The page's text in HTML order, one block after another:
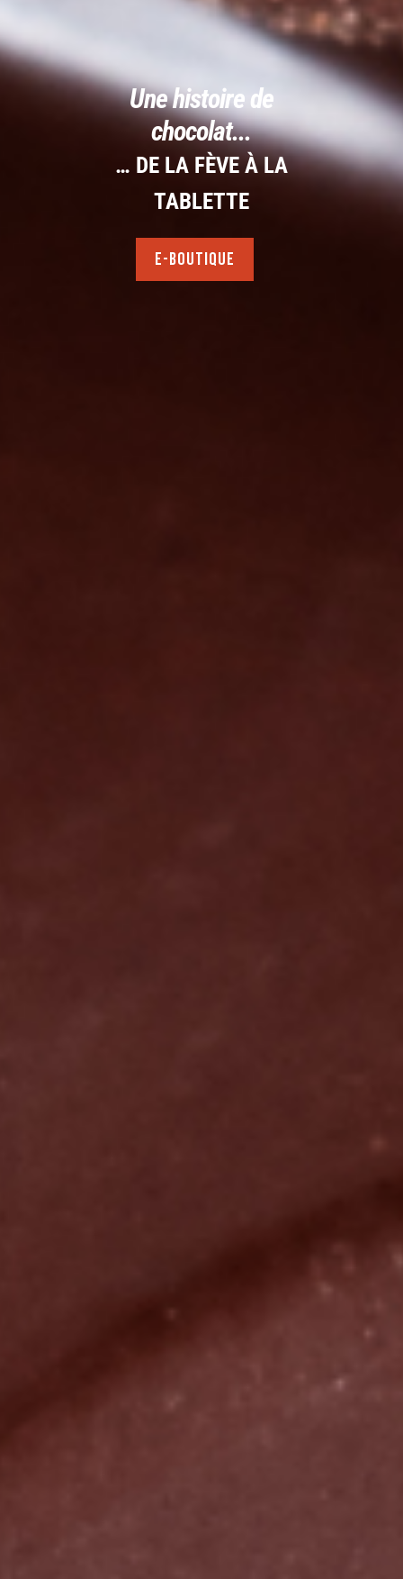
cabosse
Une histoire de
chocolat...
… DE LA FÈVE À LA
TABLETTE
E-BOUTIQUE